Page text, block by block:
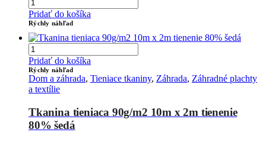
Pridať do košíka
Rýchly náhľad
Pridať do košíka
Rýchly náhľad
Dom a záhrada, Tieniace tkaniny, Záhrada, Záhradné plachty
a textílie
Tkanina tieniaca 90g/m2 10m x 2m tienenie
80% šedá